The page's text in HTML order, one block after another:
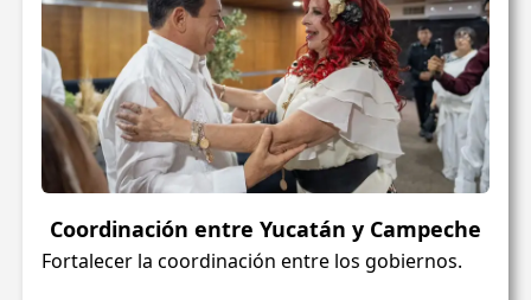
Coordinación entre Yucatán y Campeche
Fortalecer la coordinación entre los gobiernos.